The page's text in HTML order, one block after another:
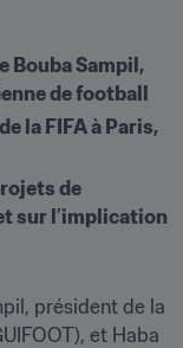
Bouba Sampil,
de football
la FIFA à Paris,
de
sur l’implication
président de la
et Haba